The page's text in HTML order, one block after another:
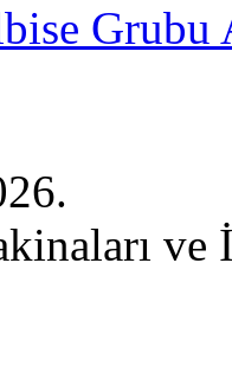
Grubu
ve